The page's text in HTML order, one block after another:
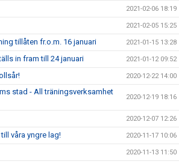
2021-02-06 18:19
2021-02-05 15:25
tillåten fr.o.m. 16 januari 2021-01-15 13:28
in fram till 24 januari 2021-01-12 09:52
2020-12-22 14:00
stad - All träningsverksamhet
2020-12-19 18:16
2020-12-07 12:26
våra yngre lag! 2020-11-17 10:06
2020-11-13 11:50